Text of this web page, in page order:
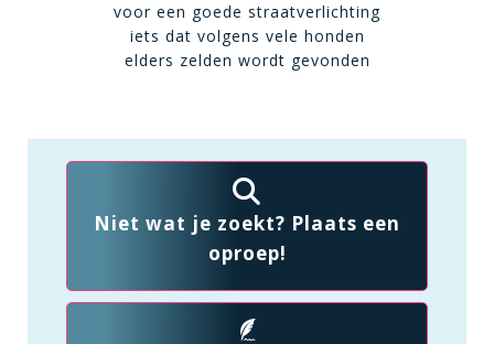
voor een goede straatverlichting
iets dat volgens vele honden
elders zelden wordt gevonden
Niet wat je zoekt? Plaats een
oproep!